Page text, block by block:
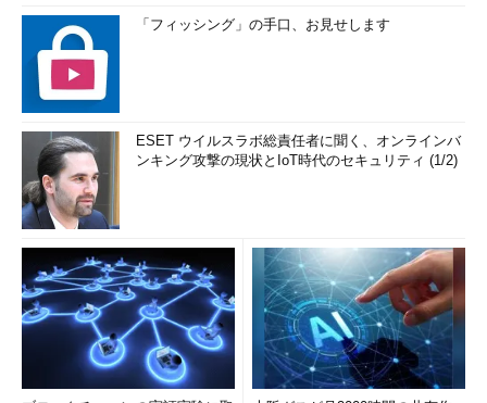
「フィッシング」の手口、お見せします
ESET ウイルスラボ総責任者に聞く、オンラインバ
ンキング攻撃の現状とIoT時代のセキュリティ (1/2)